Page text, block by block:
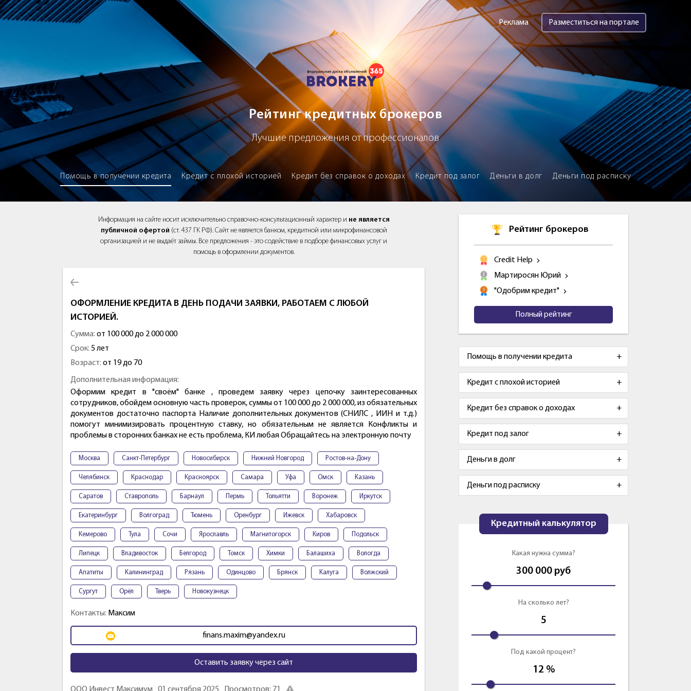
Brokery365 - Рейтинг кредитных брокеров
Реклама Разместиться на портале
Рейтинг кредитных брокеров
Лучшие предложения от профессионалов
Помощь в получении кредита Кредит с плохой историей Кредит без справок о доходах Кредит под залог Деньги в долг Деньги под расписку
Информация на сайте носит исключительно справочно-консультационный характер и не является
публичной офертой (ст. 437 ГК РФ). Сайт не является банком, кредитной или микрофинансовой
организацией и не выдаёт займы. Все предложения - это содействие в подборе финансовых услуг и
помощь в оформлении документов.
ОФОРМЛЕНИЕ КРЕДИТА В ДЕНЬ ПОДАЧИ ЗАЯВКИ, РАБОТАЕМ С ЛЮБОЙ
ИСТОРИЕЙ.
Сумма: от 100 000 до 2 000 000
Срок: 5 лет
Возраст: от 19 до 70
Дополнительная информация:
Оформим кредит в "своём" банке , проведем заявку через цепочку заинтересованных
сотрудников, обойдем основную часть проверок, суммы от 100 000 до 2 000 000, из обязательных
документов достаточно паспорта Наличие дополнительных документов (СНИЛС , ИИН и т.д.)
помогут минимизировать процентную ставку, но обязательным не является Конфликты и
проблемы в сторонних банках не есть проблема, КИ любая Обращайтесь на электронную почту
Москва Санкт-Петербург Новосибирск Нижний Новгород Ростов-на-Дону
Челябинск Краснодар Красноярск Самара Уфа Омск Казань
Саратов Ставрополь Барнаул Пермь Тольятти Воронеж Иркутск
Екатеринбург Волгоград Тюмень Оренбург Ижевск Хабаровск
Кемерово Тула Сочи Ярославль Магнитогорск Киров Подольск
Липецк Владивосток Белгород Томск Химки Балашиха Вологда
Апатиты Калининград Рязань Одинцово Брянск Калуга Волжский
Сургут Орёл Тверь Новокузнецк
Контакты: Максим
finans.maxim@yandex.ru
Оставить заявку через сайт
Рейтинг брокеров
Credit Help
Мартиросян Юрий
"Одобрим кредит"
Полный рейтинг
Помощь в получении кредита
Кредит с плохой историей
Кредит без справок о доходах
Кредит под залог
Деньги в долг
Деньги под расписку
Кредитный калькулятор
Какая нужна сумма?
300 000 руб
На сколько лет?
5
Под какой процент?
12 %